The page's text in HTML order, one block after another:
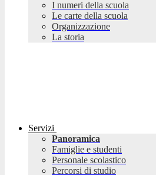
I numeri della scuola
Le carte della scuola
Organizzazione
La storia
Servizi
Panoramica
Famiglie e studenti
Personale scolastico
Percorsi di studio